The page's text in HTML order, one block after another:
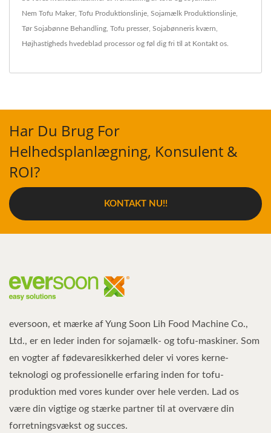
Nem Tofu Maker, Tofu Produktionslinje Sojamælk Produktionslinje
Tør Sojabønne Behandling Tofu presser, Sojabønneris kværn
Højhastigheds hvedeblad processorog føl dig fri til at Kontakt os
Har Du Brug For
Helhedsplanlægning, Konsulent &
ROI?
KONTAKT NU!!
eversoon, et mærke af Yung Soon Lih Food Machine Co.,
Ltd., er en leder inden for sojamælk- og tofu-maskiner. Som
en vogter af fødevaresikkerhed deler vi vores kerne-
teknologi og professionelle erfaring inden for tofu-
produktion med vores kunder over hele verden. Lad os
være din vigtige og stærke partner til at overvære din
forretningsvækst og succes.